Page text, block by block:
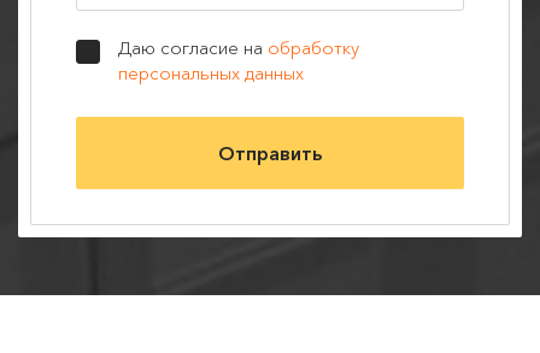
Даю согласие на обработку
персональных данных